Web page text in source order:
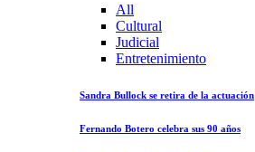
All
Cultural
Judicial
Entretenimiento
Sandra Bullock se retira de la actuación
Fernando Botero celebra sus 90 años